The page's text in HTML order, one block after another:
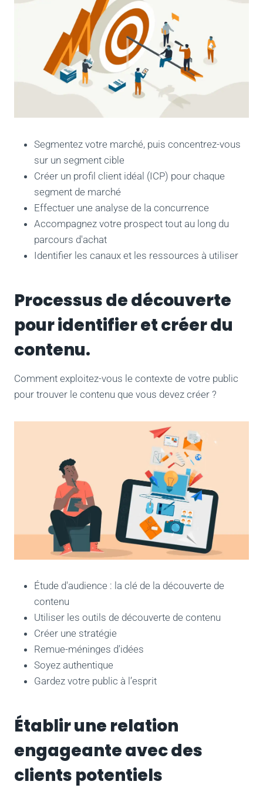
Segmentez votre marché, puis concentrez-vous
sur un segment cible
Créer un profil client idéal (ICP) pour chaque
segment de marché
Effectuer une analyse de la concurrence
Accompagnez votre prospect tout au long du
parcours d'achat
Identifier les canaux et les ressources à utiliser
Processus de découverte
pour identifier et créer du
contenu.
Comment exploitez-vous le contexte de votre public
pour trouver le contenu que vous devez créer ?
Étude d'audience : la clé de la découverte de
contenu
Utiliser les outils de découverte de contenu
Créer une stratégie
Remue-méninges d'idées
Soyez authentique
Gardez votre public à l’esprit
Établir une relation
engageante avec des
clients potentiels